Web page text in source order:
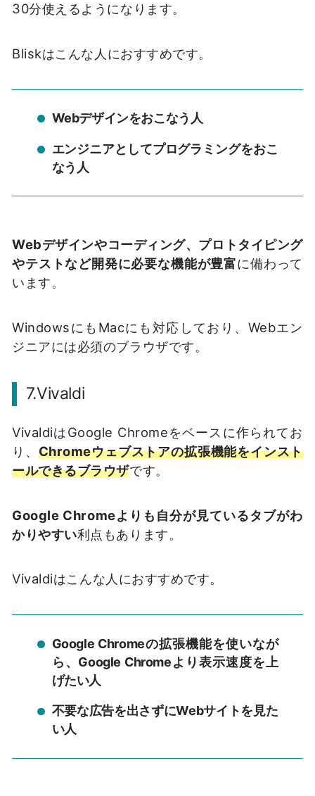
30分使えるようになります。
Bliskはこんな人におすすめです。
Webデザインをおこなう人
エンジニアとしてプログラミングをおこ
なう人
Webデザインやコーディング、プロトタイピング
やテストなど開発に必要な機能が豊富に備わって
います。
WindowsにもMacにも対応しており、Webエン
ジニアには必須のブラウザです。
7.Vivaldi
VivaldiはGoogle Chromeをベースに作られてお
り、 Chromeウェブストアの拡張機能をインスト
ールできるブラウザです。
Google Chromeよりも自分が見ているタブがわ
かりやすい利点もあります。
Vivaldiはこんな人におすすめです。
Google Chromeの拡張機能を使いなが
ら、Google Chromeより表示速度を上
げたい人
不要な広告を出さずにWebサイトを見た
い人